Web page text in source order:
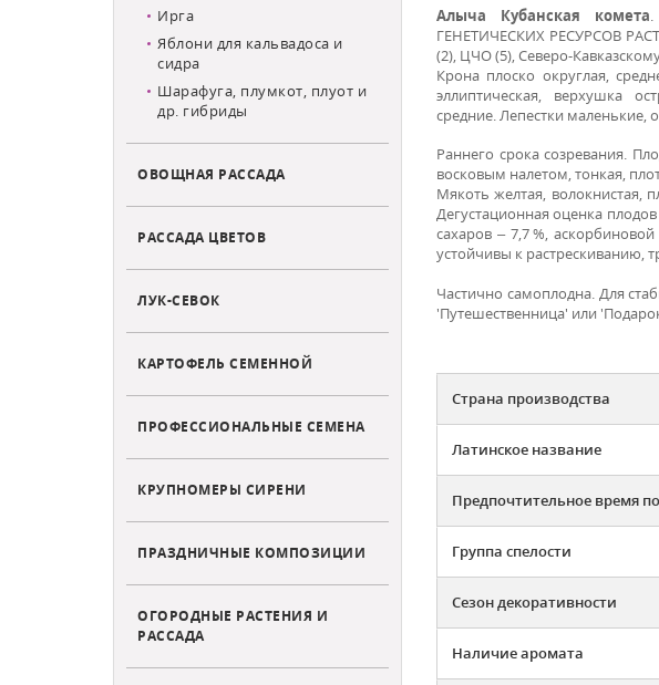
Ирга
Яблони для кальвадоса и
сидра
Шарафуга, плумкот, плуот и
др. гибриды
ОВОЩНАЯ РАССАДА
РАССАДА ЦВЕТОВ
ЛУК-СЕВОК
КАРТОФЕЛЬ СЕМЕННОЙ
ПРОФЕССИОНАЛЬНЫЕ СЕМЕНА
КРУПНОМЕРЫ СИРЕНИ
ПРАЗДНИЧНЫЕ КОМПОЗИЦИИ
ОГОРОДНЫЕ РАСТЕНИЯ И
РАССАДА
Алыча Кубанская комета
ГЕНЕТИЧЕСКИХ РЕСУРСОВ
(2), ЦЧО (5), Северо-
Крона плоско округлая,
эллиптическая, верхушка
средние. Лепестки
Раннего срока созревания.
восковым налетом, тонкая,
Мякоть желтая, волокнистая,
Дегустационная оценка
сахаров – 7,7 %,
устойчивы к растрескиванию,
Частично самоплодна. Для
'Путешественница' или
Страна производства
Латинское название
Предпочтительное время
Группа спелости
Сезон декоративности
Наличие аромата